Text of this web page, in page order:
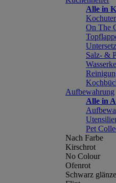
Alle in
On The
Salz- &
Aufbewahrung
Alle in
Pet
Nach Farbe
Kirschrot
No Colour
Ofenrot
Schwarz